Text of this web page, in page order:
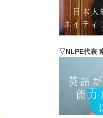
▽NLPE代表